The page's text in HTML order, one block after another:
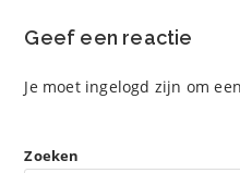
Geef een reactie
Je moet ingelogd zijn om
Zoeken